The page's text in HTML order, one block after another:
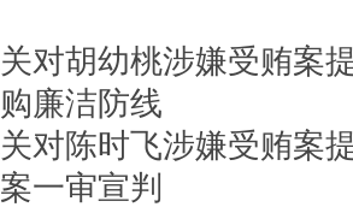
对胡幼桃涉嫌受贿案
廉洁防线
对陈时飞涉嫌受贿案
一审宣判